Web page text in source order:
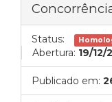
Status:
Abertura: 19/
Publicado em: